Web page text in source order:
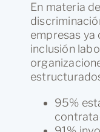
En materia
empresas
inclusión
95%